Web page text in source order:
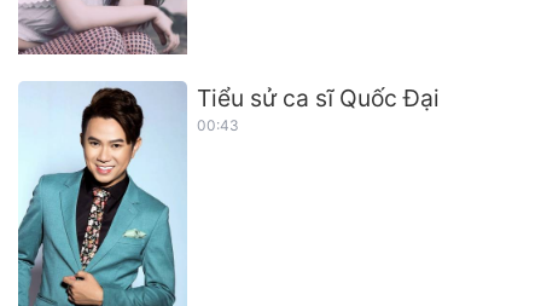
Tiểu sử ca sĩ Quốc Đại
00:43